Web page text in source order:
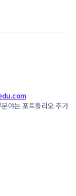
야는 포트폴리오 추가